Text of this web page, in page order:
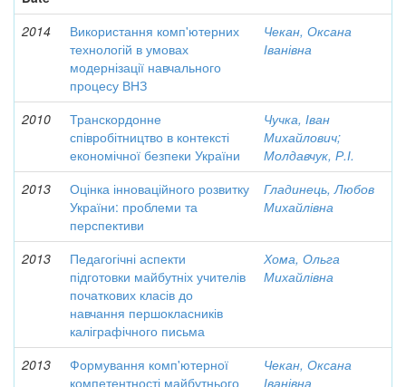
2014
Використання комп'ютерних
технологій в умовах
модернізації навчального
процесу ВНЗ
Чекан, Оксана
Іванівна
2010
Транскордонне
співробітництво в контексті
економічної безпеки України
Чучка, Іван
Михайлович;
Молдавчук, Р.І.
2013
Оцінка інноваційного розвитку
України: проблеми та
перспективи
Гладинець, Любов
Михайлівна
2013
Педагогічні аспекти
підготовки майбутніх учителів
початкових класів до
навчання першокласників
каліграфічного письма
Хома, Ольга
Михайлівна
2013
Формування комп'ютерної
компетентності майбутнього
Чекан, Оксана
Іванівна